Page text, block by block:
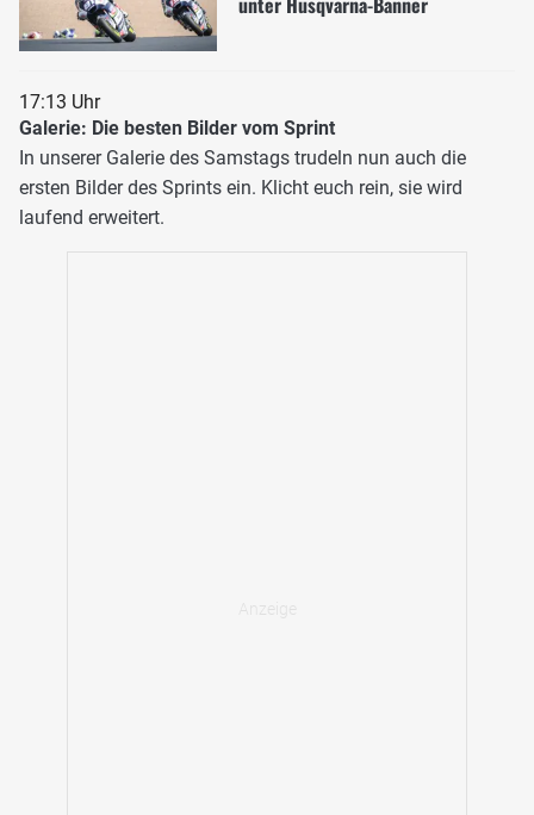
17:13 Uhr
Galerie: Die besten Bilder vom Sprint
In unserer Galerie des Samstags trudeln nun auch die
ersten Bilder des Sprints ein. Klicht euch rein, sie wird
laufend erweitert.